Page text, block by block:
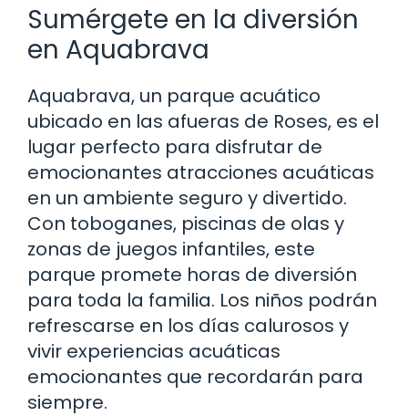
Sumérgete en la diversión
en Aquabrava
Aquabrava, un parque acuático
ubicado en las afueras de Roses, es el
lugar perfecto para disfrutar de
emocionantes atracciones acuáticas
en un ambiente seguro y divertido.
Con toboganes, piscinas de olas y
zonas de juegos infantiles, este
parque promete horas de diversión
para toda la familia. Los niños podrán
refrescarse en los días calurosos y
vivir experiencias acuáticas
emocionantes que recordarán para
siempre.